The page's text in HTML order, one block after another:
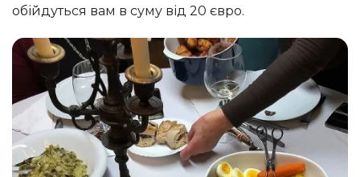
обійдуться вам в суму від 20 євро.